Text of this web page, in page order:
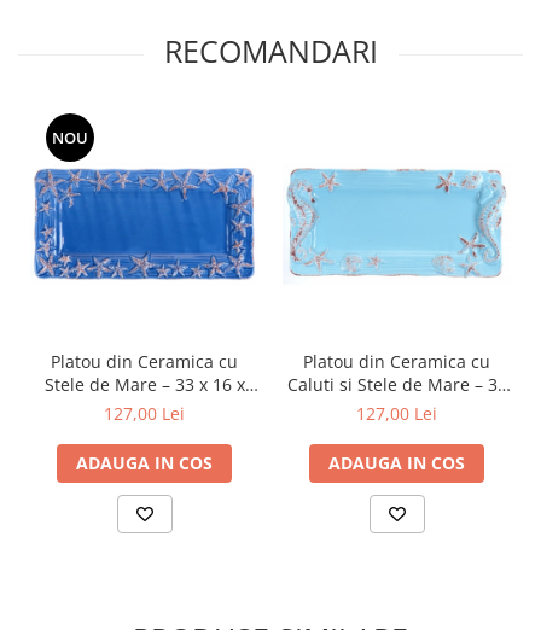
RECOMANDARI
NOU
Platou din Ceramica cu
Stele de Mare – 33 x 16 x
2.5 cm
127,00 Lei
ADAUGA IN COS
Platou din Ceramica cu
Caluti si Stele de Mare – 33
x 16 x 2.5 cm
127,00 Lei
ADAUGA IN COS